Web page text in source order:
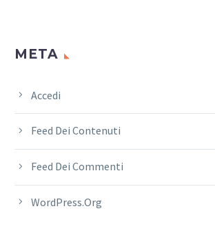
META
Accedi
Feed Dei Contenuti
Feed Dei Commenti
WordPress.org